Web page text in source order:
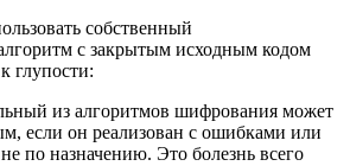
собственный
с закрытым исходным кодом
глупости:
из алгоритмов шифрования может
если он реализован с ошибками или
по назначению. Это болезнь всего